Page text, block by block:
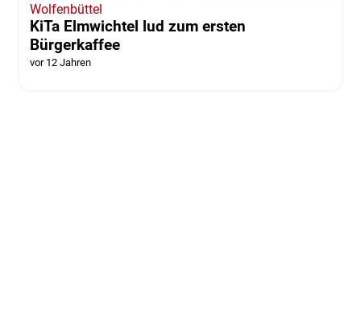
Wolfenbüttel
KiTa Elmwichtel lud zum ersten
Bürgerkaffee
vor 12 Jahren